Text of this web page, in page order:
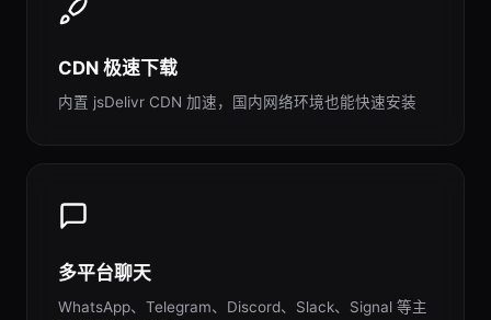
CDN 极速下载
内置 jsDelivr CDN 加速，国内网络环境也能快速安装
多平台聊天
WhatsApp、Telegram、Discord、Slack、Signal 等主